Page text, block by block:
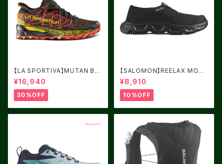
【LA SPORTIVA】MUTAN BL
ACK/YELLOW サイズ：41
¥16,940
30%OFF
【SALOMON】REELAX MOC
6.0 Black / Black / Alloy
¥8,910
10%OFF